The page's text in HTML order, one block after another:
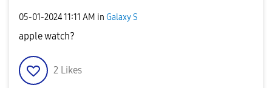
‎05-01-202411:11 AM in Galaxy S
apple watch?
2 Likes